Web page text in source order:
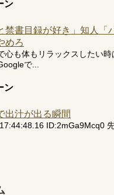
ン
禁書目録が好き」知人「
めろ
心も体もリラックスしたい
で...
ン
出汁が出る瞬間
ID:2mGa9Mcq0 先